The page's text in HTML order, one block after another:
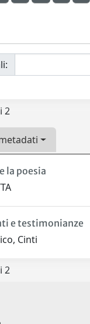
2
la poesia
e testimonianze
Cinti
2